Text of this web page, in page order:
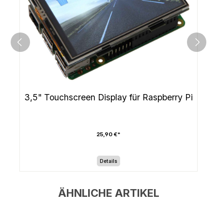
3,5" Touchscreen Display für Raspberry Pi
25,90 €*
Details
ÄHNLICHE ARTIKEL